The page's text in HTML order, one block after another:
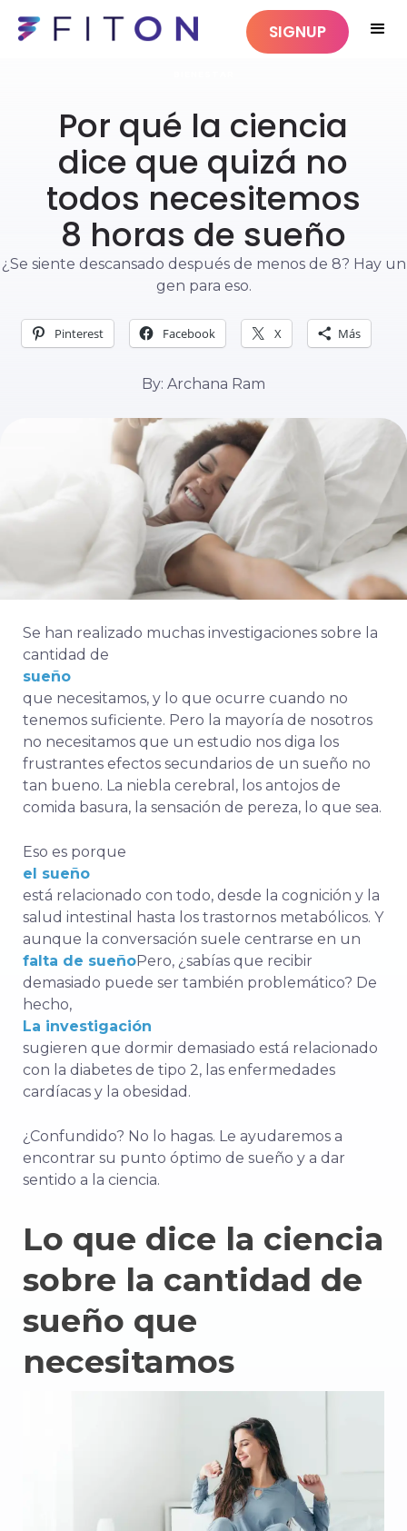
SIGNUP
Por qué la ciencia
dice que quizá no
todos necesitemos
8 horas de sueño
¿Se siente descansado después de menos de 8? Hay un
gen para eso.
Pinterest Facebook X Más
By: Archana Ram
Se han realizado muchas investigaciones sobre la
cantidad de
sueño
que necesitamos, y lo que ocurre cuando no
tenemos suficiente. Pero la mayoría de nosotros
no necesitamos que un estudio nos diga los
frustrantes efectos secundarios de un sueño no
tan bueno. La niebla cerebral, los antojos de
comida basura, la sensación de pereza, lo que sea.
Eso es porque
el sueño
está relacionado con todo, desde la cognición y la
salud intestinal hasta los trastornos metabólicos. Y
aunque la conversación suele centrarse en un
falta de sueñoPero, ¿sabías que recibir
demasiado puede ser también problemático? De
hecho,
La investigación
sugieren que dormir demasiado está relacionado
con la diabetes de tipo 2, las enfermedades
cardíacas y la obesidad.
¿Confundido? No lo hagas. Le ayudaremos a
encontrar su punto óptimo de sueño y a dar
sentido a la ciencia.
Lo que dice la ciencia
sobre la cantidad de
sueño que
necesitamos